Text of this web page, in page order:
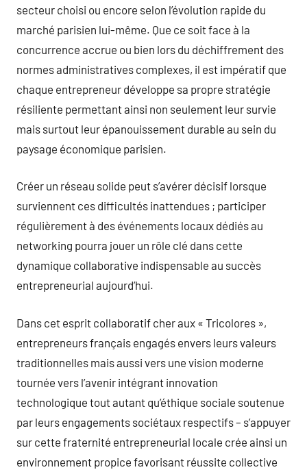
secteur choisi ou encore selon l’évolution rapide du
marché parisien lui-même. Que ce soit face à la
concurrence accrue ou bien lors du déchiffrement des
normes administratives complexes, il est impératif que
chaque entrepreneur développe sa propre stratégie
résiliente permettant ainsi non seulement leur survie
mais surtout leur épanouissement durable au sein du
paysage économique parisien.
Créer un réseau solide peut s’avérer décisif lorsque
surviennent ces difficultés inattendues ; participer
régulièrement à des événements locaux dédiés au
networking pourra jouer un rôle clé dans cette
dynamique collaborative indispensable au succès
entrepreneurial aujourd’hui.
Dans cet esprit collaboratif cher aux « Tricolores »,
entrepreneurs français engagés envers leurs valeurs
traditionnelles mais aussi vers une vision moderne
tournée vers l’avenir intégrant innovation
technologique tout autant qu’éthique sociale soutenue
par leurs engagements sociétaux respectifs – s’appuyer
sur cette fraternité entrepreneurial locale crée ainsi un
environnement propice favorisant réussite collective